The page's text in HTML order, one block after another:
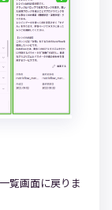
覧画面に戻りま